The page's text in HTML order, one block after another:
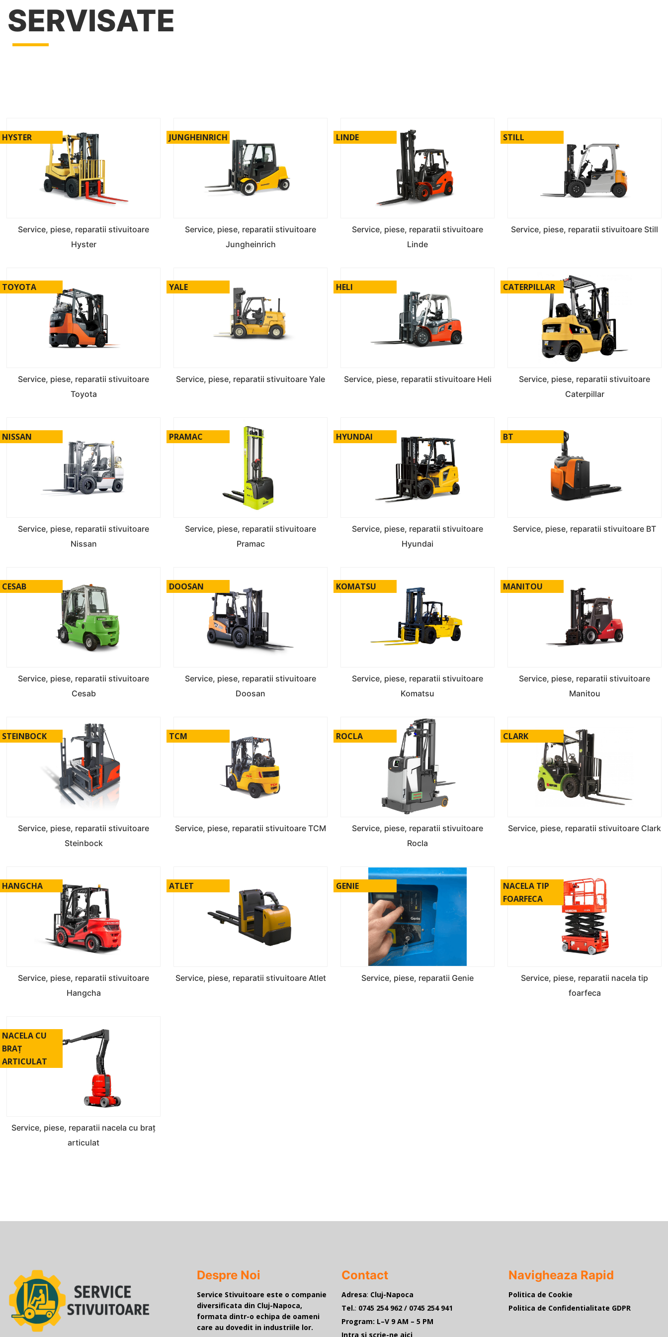
SERVISATE
Service, piese, reparatii stivuitoare
Hyster
HYSTER
Service, piese, reparatii stivuitoare
Jungheinrich
JUNGHEINRICH
Service, piese, reparatii stivuitoare
Linde
LINDE
Service, piese, reparatii stivuitoare Still
STILL
Service, piese, reparatii stivuitoare
Toyota
TOYOTA
Service, piese, reparatii stivuitoare Yale
YALE
Service, piese, reparatii stivuitoare Heli
HELI
Service, piese, reparatii stivuitoare
Caterpillar
CATERPILLAR
Service, piese, reparatii stivuitoare
Nissan
NISSAN
Service, piese, reparatii stivuitoare
Pramac
PRAMAC
Service, piese, reparatii stivuitoare
Hyundai
HYUNDAI
Service, piese, reparatii stivuitoare BT
BT
Service, piese, reparatii stivuitoare
Cesab
CESAB
Service, piese, reparatii stivuitoare
Doosan
DOOSAN
Service, piese, reparatii stivuitoare
Komatsu
KOMATSU
Service, piese, reparatii stivuitoare
Manitou
MANITOU
Service, piese, reparatii stivuitoare
Steinbock
STEINBOCK
Service, piese, reparatii stivuitoare TCM
TCM
Service, piese, reparatii stivuitoare
Rocla
ROCLA
Service, piese, reparatii stivuitoare Clark
CLARK
Service, piese, reparatii stivuitoare
Hangcha
HANGCHA
Service, piese, reparatii stivuitoare Atlet
ATLET
Service, piese, reparatii Genie
GENIE
Service, piese, reparatii nacela tip
foarfeca
NACELA TIP
FOARFECA
Service, piese, reparatii nacela cu braț
articulat
NACELA CU
BRAȚ
ARTICULAT
Despre Noi
Service Stivuitoare este o companie
diversificata din Cluj-Napoca,
formata dintr-o echipa de oameni
care au dovedit in industriile lor.
Contact
Adresa: Cluj-Napoca
Tel.: 0745 254 962 / 0745 254 941
Program: L–V 9 AM – 5 PM
Intra si scrie-ne aici
Navigheaza Rapid
Politica de Cookie
Politica de Confidentialitate GDPR